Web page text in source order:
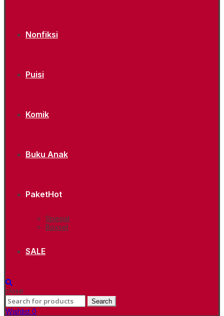
Nonfiksi
Puisi
Komik
Buku Anak
PaketHot
Spesial
Boxset
SALE
close
Search
for:
Search
Wishlist 0